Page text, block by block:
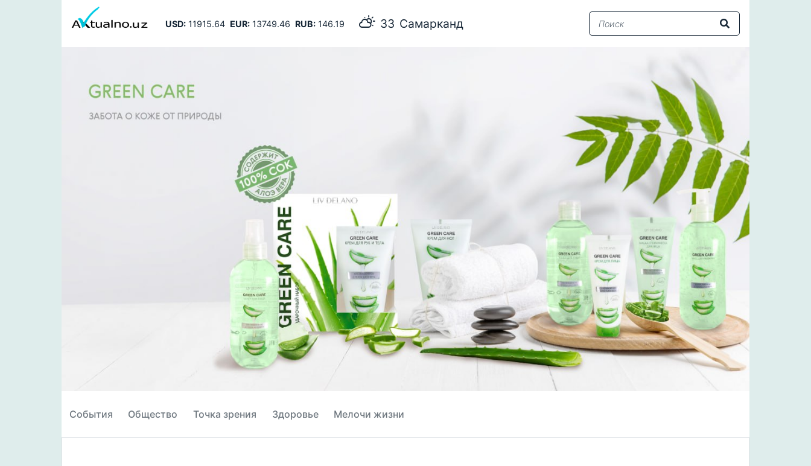
USD:11915.64 EUR:13749.46 RUB:146.19 33 Самарканд
События Общество Точка зрения Здоровье Мелочи жизни